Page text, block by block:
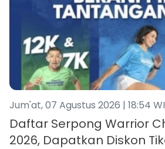
Jum'at, 07 Agustus 2026 | 18:54
Daftar Serpong Warrior
2026, Dapatkan Diskon